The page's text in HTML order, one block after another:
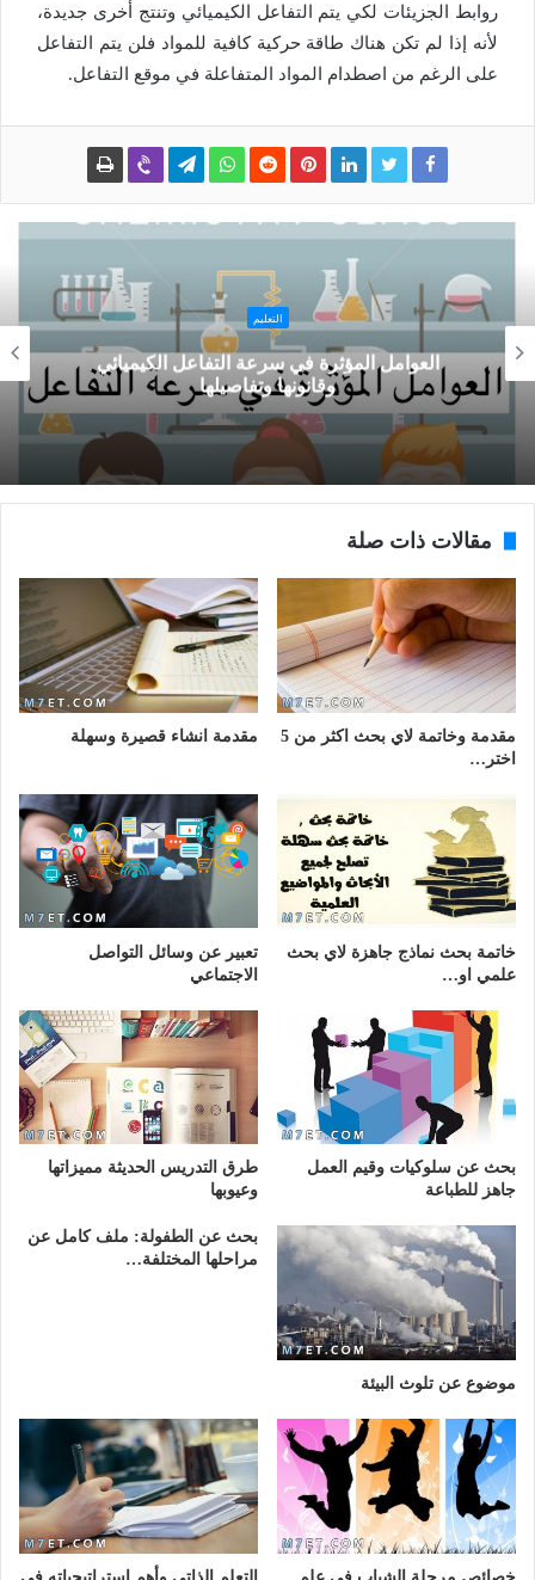
روابط الجزيئات لكي يتم التفاعل الكيميائي وتنتج أخرى جديدة،
لأنه إذا لم تكن هناك طاقة حركية كافية للمواد فلن يتم التفاعل
على الرغم من اصطدام المواد المتفاعلة في موقع التفاعل.
التعليم
العوامل المؤثرة في سرعة التفاعل الكيميائي
وقانونها وتفاصيلها
مقالات ذات صلة
مقدمة وخاتمة لاي بحث اكثر من 5
اختر…
مقدمة انشاء قصيرة وسهلة
خاتمة بحث نماذج جاهزة لاي بحث
علمي او…
تعبير عن وسائل التواصل
الاجتماعي
بحث عن سلوكيات وقيم العمل
جاهز للطباعة
طرق التدريس الحديثة مميزاتها
وعيوبها
موضوع عن تلوث البيئة
بحث عن الطفولة: ملف كامل عن
مراحلها المختلفة…